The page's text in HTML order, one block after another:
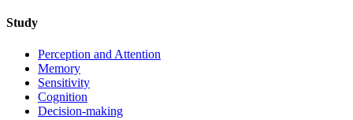
Study
Perception and Attention
Memory
Sensitivity
Cognition
Decision-making